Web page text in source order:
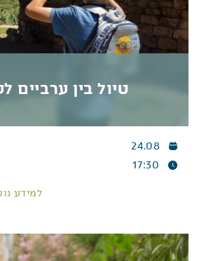
קבלת האחר ועזרה הדדית.
הצגה עשירה מקסימה
המפיחה חיים
המתוק שכולנו גדלנו עליו.
טיול בין ערביים
טיול חמישי אחה”צ לעין צור
טיול מיוחד, קליל ומתאים לכל
ניתן לשכשך במים!
24.08
17:30
למידע